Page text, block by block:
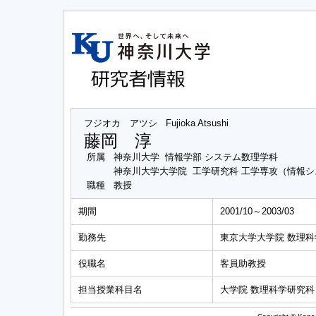
フジオカ アツシ Fujioka Atsushi
藤岡 淳
所属
神奈川大学 情報学部 システム数理学科
神奈川大学大学院 工学研究科 工学専攻（情報
職種
教授
期間 2001/10～2003/03
勤務先 東京大学大学院 数理
役職名 客員助教授
担当授業科目名 大学院 数理科学研究